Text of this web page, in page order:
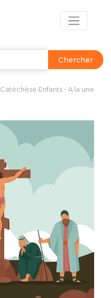
Chercher
Catéchèse Enfants - A la une